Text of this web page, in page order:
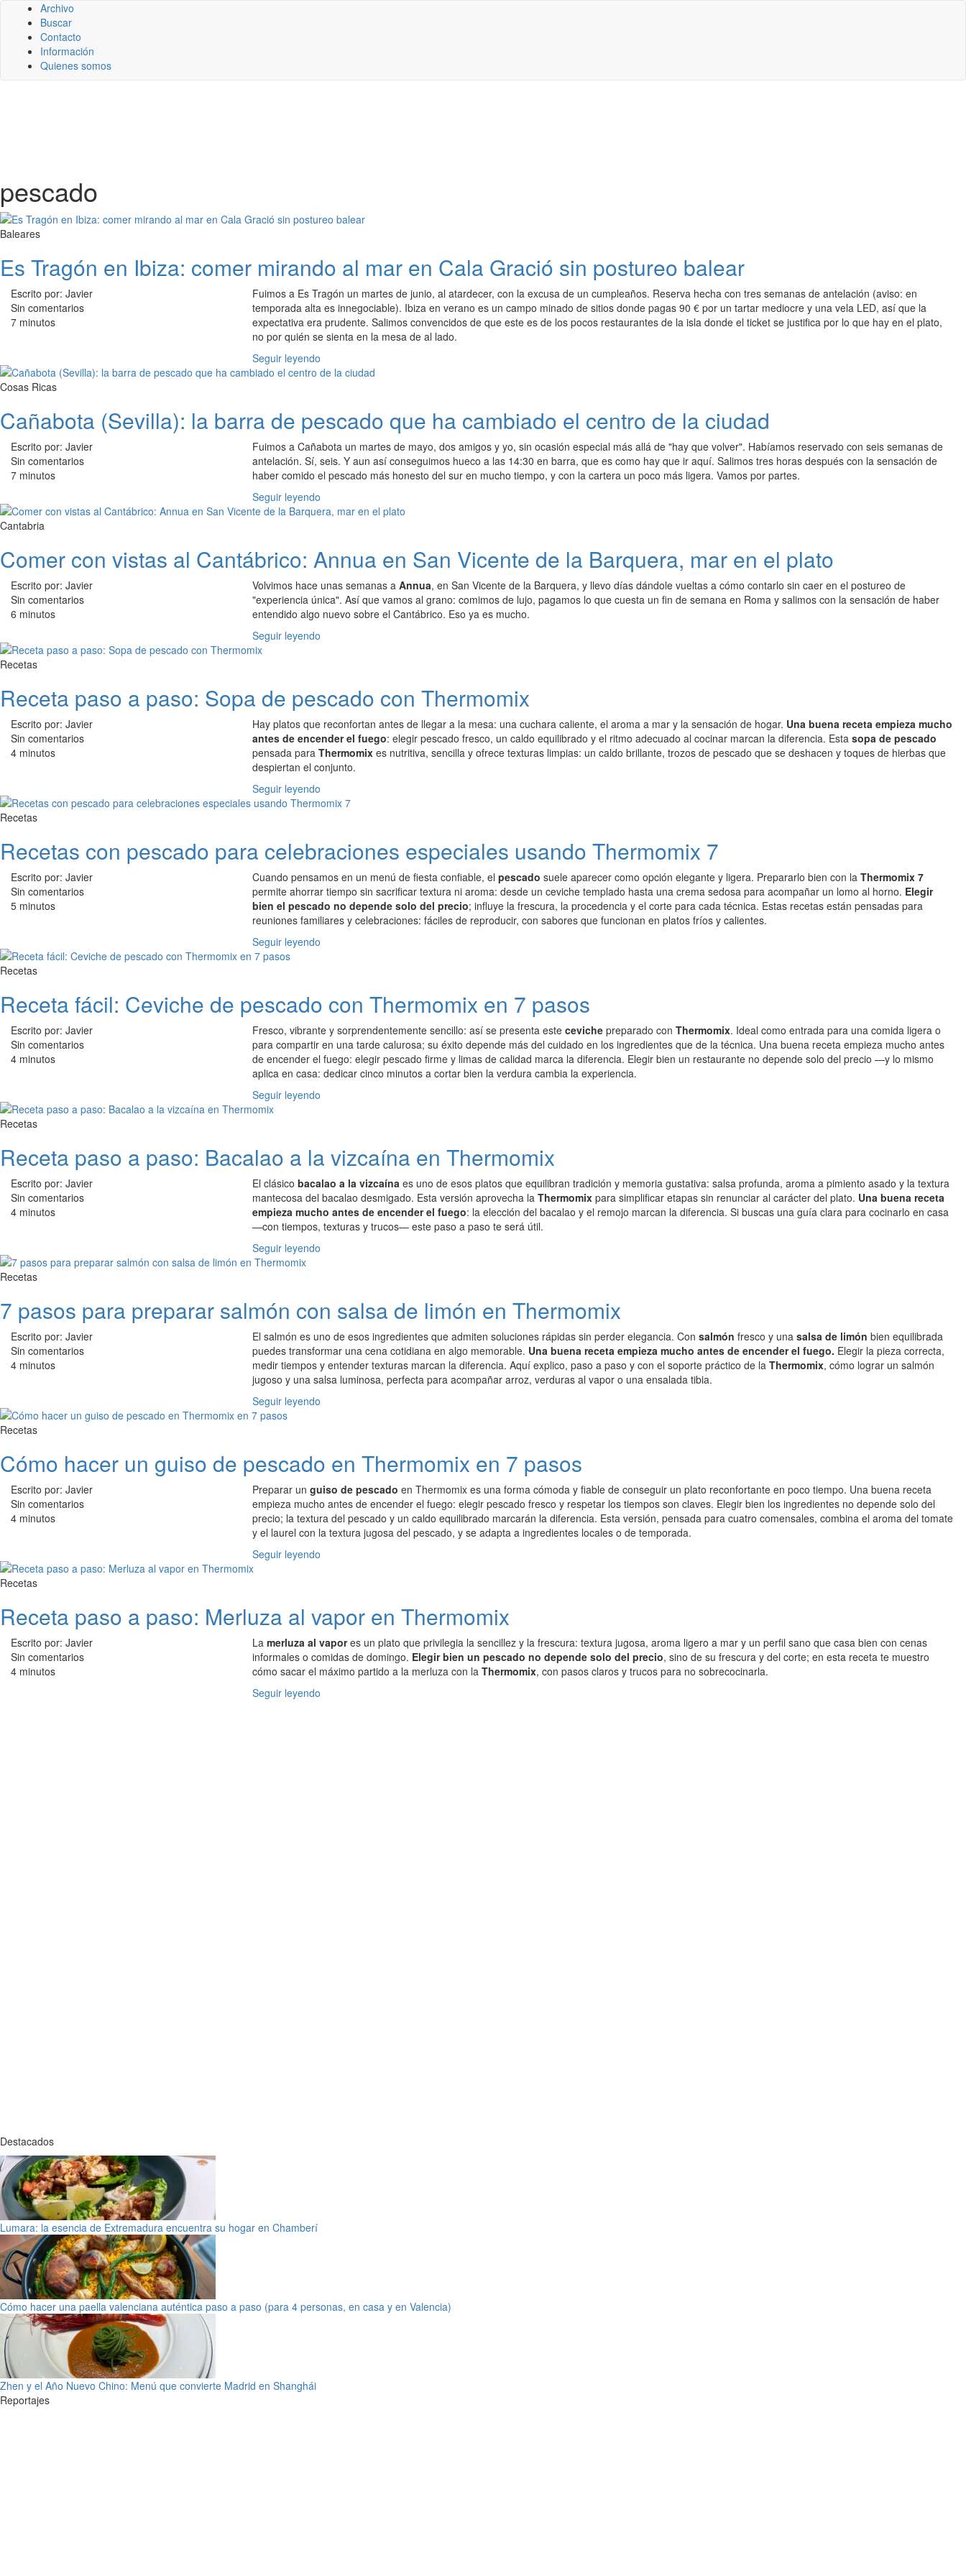
Archivo
Buscar
Contacto
Información
Quienes somos
pescado
Baleares
Es Tragón en Ibiza: comer mirando al mar en Cala Gració sin postureo balear
Escrito por: Javier
Sin comentarios
7 minutos
Fuimos a Es Tragón un martes de junio, al atardecer, con la excusa de un cumpleaños. Reserva hecha con tres semanas de antelación (aviso: en
temporada alta es innegociable). Ibiza en verano es un campo minado de sitios donde pagas 90 € por un tartar mediocre y una vela LED, así que la
expectativa era prudente. Salimos convencidos de que este es de los pocos restaurantes de la isla donde el ticket se justifica por lo que hay en el plato,
no por quién se sienta en la mesa de al lado.
Seguir leyendo
Cosas Ricas
Cañabota (Sevilla): la barra de pescado que ha cambiado el centro de la ciudad
Escrito por: Javier
Sin comentarios
7 minutos
Fuimos a Cañabota un martes de mayo, dos amigos y yo, sin ocasión especial más allá de "hay que volver". Habíamos reservado con seis semanas de
antelación. Sí, seis. Y aun así conseguimos hueco a las 14:30 en barra, que es como hay que ir aquí. Salimos tres horas después con la sensación de
haber comido el pescado más honesto del sur en mucho tiempo, y con la cartera un poco más ligera. Vamos por partes.
Seguir leyendo
Cantabria
Comer con vistas al Cantábrico: Annua en San Vicente de la Barquera, mar en el plato
Escrito por: Javier
Sin comentarios
6 minutos
Volvimos hace unas semanas a Annua, en San Vicente de la Barquera, y llevo días dándole vueltas a cómo contarlo sin caer en el postureo de
"experiencia única". Así que vamos al grano: comimos de lujo, pagamos lo que cuesta un fin de semana en Roma y salimos con la sensación de haber
entendido algo nuevo sobre el Cantábrico. Eso ya es mucho.
Seguir leyendo
Recetas
Receta paso a paso: Sopa de pescado con Thermomix
Escrito por: Javier
Sin comentarios
4 minutos
Hay platos que reconfortan antes de llegar a la mesa: una cuchara caliente, el aroma a mar y la sensación de hogar. Una buena receta empieza mucho
antes de encender el fuego: elegir pescado fresco, un caldo equilibrado y el ritmo adecuado al cocinar marcan la diferencia. Esta sopa de pescado
pensada para Thermomix es nutritiva, sencilla y ofrece texturas limpias: un caldo brillante, trozos de pescado que se deshacen y toques de hierbas que
despiertan el conjunto.
Seguir leyendo
Recetas
Recetas con pescado para celebraciones especiales usando Thermomix 7
Escrito por: Javier
Sin comentarios
5 minutos
Cuando pensamos en un menú de fiesta confiable, el pescado suele aparecer como opción elegante y ligera. Prepararlo bien con la Thermomix 7
permite ahorrar tiempo sin sacrificar textura ni aroma: desde un ceviche templado hasta una crema sedosa para acompañar un lomo al horno. Elegir
bien el pescado no depende solo del precio; influye la frescura, la procedencia y el corte para cada técnica. Estas recetas están pensadas para
reuniones familiares y celebraciones: fáciles de reproducir, con sabores que funcionan en platos fríos y calientes.
Seguir leyendo
Recetas
Receta fácil: Ceviche de pescado con Thermomix en 7 pasos
Escrito por: Javier
Sin comentarios
4 minutos
Fresco, vibrante y sorprendentemente sencillo: así se presenta este ceviche preparado con Thermomix. Ideal como entrada para una comida ligera o
para compartir en una tarde calurosa; su éxito depende más del cuidado en los ingredientes que de la técnica. Una buena receta empieza mucho antes
de encender el fuego: elegir pescado firme y limas de calidad marca la diferencia. Elegir bien un restaurante no depende solo del precio —y lo mismo
aplica en casa: dedicar cinco minutos a cortar bien la verdura cambia la experiencia.
Seguir leyendo
Recetas
Receta paso a paso: Bacalao a la vizcaína en Thermomix
Escrito por: Javier
Sin comentarios
4 minutos
El clásico bacalao a la vizcaína es uno de esos platos que equilibran tradición y memoria gustativa: salsa profunda, aroma a pimiento asado y la textura
mantecosa del bacalao desmigado. Esta versión aprovecha la Thermomix para simplificar etapas sin renunciar al carácter del plato. Una buena receta
empieza mucho antes de encender el fuego: la elección del bacalao y el remojo marcan la diferencia. Si buscas una guía clara para cocinarlo en casa
—con tiempos, texturas y trucos— este paso a paso te será útil.
Seguir leyendo
Recetas
7 pasos para preparar salmón con salsa de limón en Thermomix
Escrito por: Javier
Sin comentarios
4 minutos
El salmón es uno de esos ingredientes que admiten soluciones rápidas sin perder elegancia. Con salmón fresco y una salsa de limón bien equilibrada
puedes transformar una cena cotidiana en algo memorable. Una buena receta empieza mucho antes de encender el fuego. Elegir la pieza correcta,
medir tiempos y entender texturas marcan la diferencia. Aquí explico, paso a paso y con el soporte práctico de la Thermomix, cómo lograr un salmón
jugoso y una salsa luminosa, perfecta para acompañar arroz, verduras al vapor o una ensalada tibia.
Seguir leyendo
Recetas
Cómo hacer un guiso de pescado en Thermomix en 7 pasos
Escrito por: Javier
Sin comentarios
4 minutos
Preparar un guiso de pescado en Thermomix es una forma cómoda y fiable de conseguir un plato reconfortante en poco tiempo. Una buena receta
empieza mucho antes de encender el fuego: elegir pescado fresco y respetar los tiempos son claves. Elegir bien los ingredientes no depende solo del
precio; la textura del pescado y un caldo equilibrado marcarán la diferencia. Esta versión, pensada para cuatro comensales, combina el aroma del tomate
y el laurel con la textura jugosa del pescado, y se adapta a ingredientes locales o de temporada.
Seguir leyendo
Recetas
Receta paso a paso: Merluza al vapor en Thermomix
Escrito por: Javier
Sin comentarios
4 minutos
La merluza al vapores un plato que privilegia la sencillez y la frescura: textura jugosa, aroma ligero a mar y un perfil sano que casa bien con cenas
informales o comidas de domingo. Elegir bien un pescado no depende solo del precio, sino de su frescura y del corte; en esta receta te muestro
cómo sacar el máximo partido a la merluza con la Thermomix, con pasos claros y trucos para no sobrecocinarla.
Seguir leyendo
Destacados
Lumara: la esencia de Extremadura encuentra su hogar en Chamberí
Cómo hacer una paella valenciana auténtica paso a paso (para 4 personas, en casa y en Valencia)
Zhen y el Año Nuevo Chino: Menú que convierte Madrid en Shanghái
Reportajes